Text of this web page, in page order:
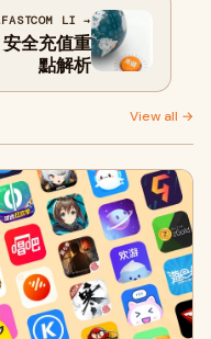
LI →
全充值重
點解析
View all →